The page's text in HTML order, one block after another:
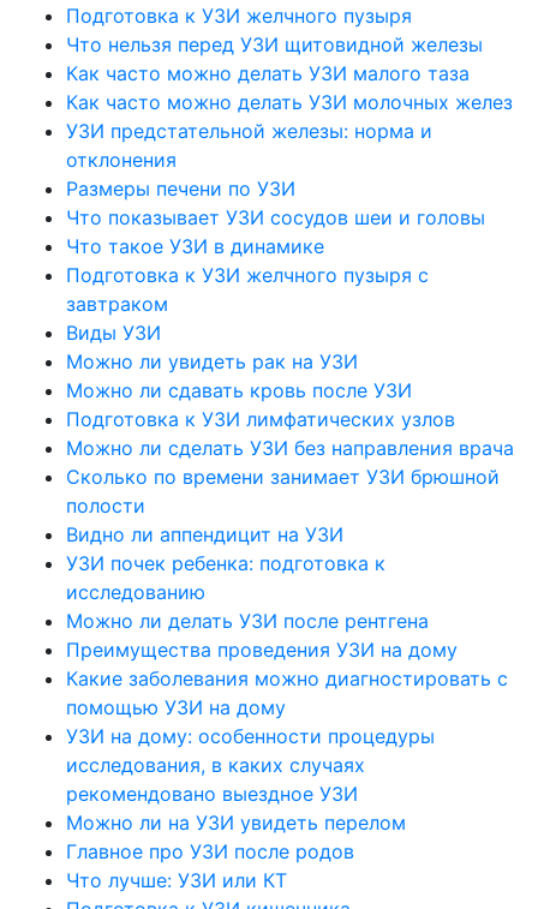
Подготовка к УЗИ желчного пузыря
Что нельзя перед УЗИ щитовидной железы
Как часто можно делать УЗИ малого таза
Как часто можно делать УЗИ молочных желез
УЗИ предстательной железы: норма и
отклонения
Размеры печени по УЗИ
Что показывает УЗИ сосудов шеи и головы
Что такое УЗИ в динамике
Подготовка к УЗИ желчного пузыря с
завтраком
Виды УЗИ
Можно ли увидеть рак на УЗИ
Можно ли сдавать кровь после УЗИ
Подготовка к УЗИ лимфатических узлов
Можно ли сделать УЗИ без направления врача
Сколько по времени занимает УЗИ брюшной
полости
Видно ли аппендицит на УЗИ
УЗИ почек ребенка: подготовка к
исследованию
Можно ли делать УЗИ после рентгена
Преимущества проведения УЗИ на дому
Какие заболевания можно диагностировать с
помощью УЗИ на дому
УЗИ на дому: особенности процедуры
исследования, в каких случаях
рекомендовано выездное УЗИ
Можно ли на УЗИ увидеть перелом
Главное про УЗИ после родов
Что лучше: УЗИ или КТ